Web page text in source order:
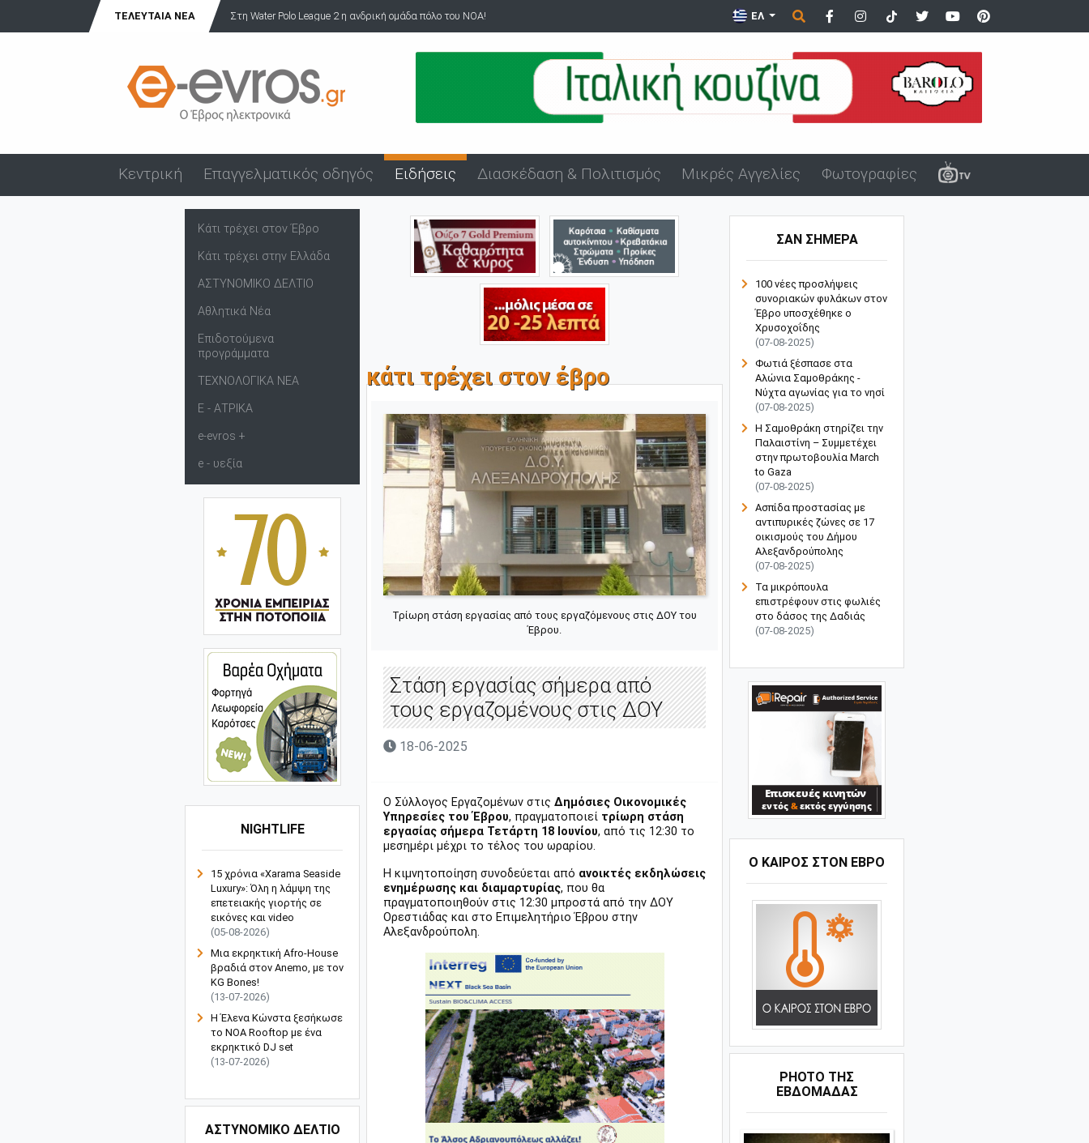
ΤΕΛΕΥΤΑΊΑ ΝΈΑ Στη Water Polo League 2 η ανδρική ομάδα πόλο του ΝΟΑ! Άνδρας επιδείκνυε τα γεννητικά του όργανα σε ανήλικα στον Άβ...
ΕΛ
Κεντρική Επαγγελματικός οδηγός Ειδήσεις Διασκέδαση & Πολιτισμός Μικρές Αγγελίες Φωτογραφίες
Κάτι τρέχει στον Έβρο
Κάτι τρέχει στην Ελλάδα
ΑΣΤΥΝΟΜΙΚΟ ΔΕΛΤΙΟ
Αθλητικά Νέα
Επιδοτούμενα
προγράμματα
ΤΕΧΝΟΛΟΓΙΚΑ ΝΕΑ
Ε - ΑΤΡΙΚΑ
e-evros +
e - υεξία
NIGHTLIFE
15 χρόνια «Xarama Seaside
Luxury»: Όλη η λάμψη της
επετειακής γιορτής σε
εικόνες και video
(05-08-2026)
Μια εκρηκτική Afro-House
βραδιά στον Anemo, με τον
KG Bones!
(13-07-2026)
Η Έλενα Κώνστα ξεσήκωσε
το NOA Rooftop με ένα
εκρηκτικό DJ set
(13-07-2026)
ΑΣΤΥΝΟΜΙΚΟ ΔΕΛΤΙΟ
κάτι τρέχει στον έβρο
Τρίωρη στάση εργασίας από τους εργαζόμενους στις ΔΟΥ του
Έβρου.
Στάση εργασίας σήμερα από
τους εργαζομένους στις ΔΟΥ
18-06-2025
Ο Σύλλογος Εργαζομένων στις Δημόσιες Οικονομικές
Υπηρεσίες του Έβρου, πραγματοποιεί τρίωρη στάση
εργασίας σήμερα Τετάρτη 18 Ιουνίου, από τις 12:30 το
μεσημέρι μέχρι το τέλος του ωραρίου.
Η κιμνητοποίηση συνοδεύεται από ανοικτές εκδηλώσεις
ενημέρωσης και διαμαρτυρίας, που θα
πραγματοποιηθούν στις 12:30 μπροστά από την ΔΟΥ
Ορεστιάδας και στο Επιμελητήριο Έβρου στην
Αλεξανδρούπολη.
ΣΑΝ ΣΗΜΕΡΑ
100 νέες προσλήψεις
συνοριακών φυλάκων στον
Έβρο υποσχέθηκε ο
Χρυσοχοΐδης
(07-08-2025)
Φωτιά ξέσπασε στα
Αλώνια Σαμοθράκης -
Νύχτα αγωνίας για το νησί
(07-08-2025)
Η Σαμοθράκη στηρίζει την
Παλαιστίνη – Συμμετέχει
στην πρωτοβουλία March
to Gaza
(07-08-2025)
Ασπίδα προστασίας με
αντιπυρικές ζώνες σε 17
οικισμούς του Δήμου
Αλεξανδρούπολης
(07-08-2025)
Τα μικρόπουλα
επιστρέφουν στις φωλιές
στο δάσος της Δαδιάς
(07-08-2025)
Ο ΚΑΙΡΟΣ ΣΤΟΝ ΕΒΡΟ
PHOTO ΤΗΣ
ΕΒΔΟΜΑΔΑΣ